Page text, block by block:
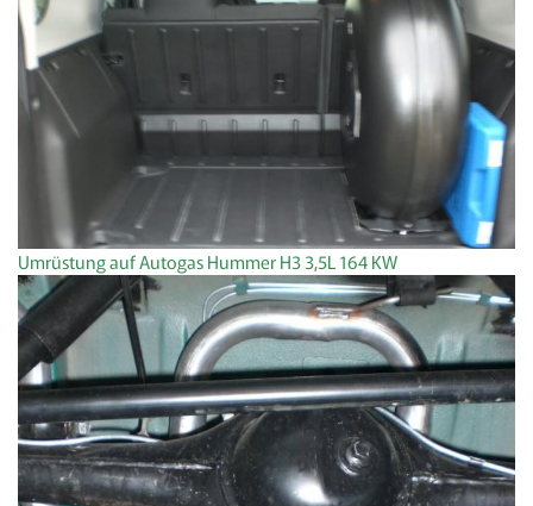
Umrüstung auf Autogas Hummer H3 3,5L 164 KW